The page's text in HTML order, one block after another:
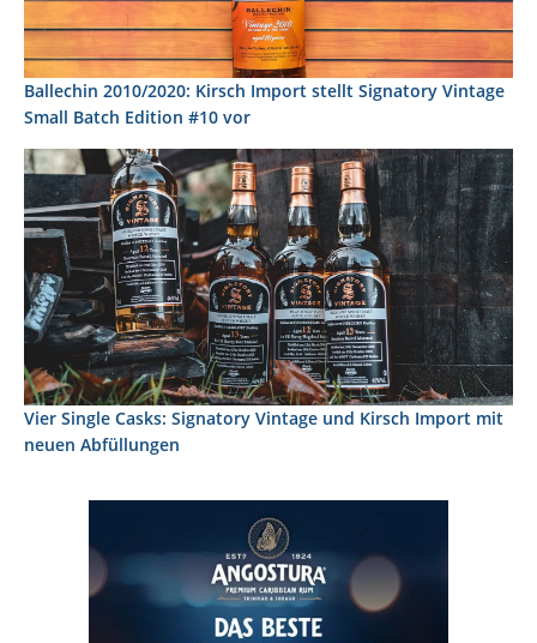
Ballechin 2010/2020: Kirsch Import stellt Signatory Vintage
Small Batch Edition #10 vor
Vier Single Casks: Signatory Vintage und Kirsch Import mit
neuen Abfüllungen